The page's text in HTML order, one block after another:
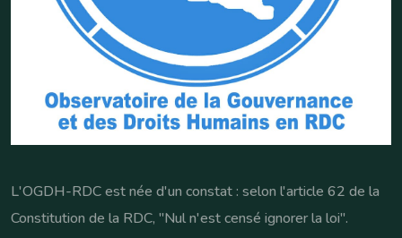
L'OGDH-RDC est née d'un constat : selon l'article 62 de la
Constitution de la RDC, "Nul n'est censé ignorer la loi".